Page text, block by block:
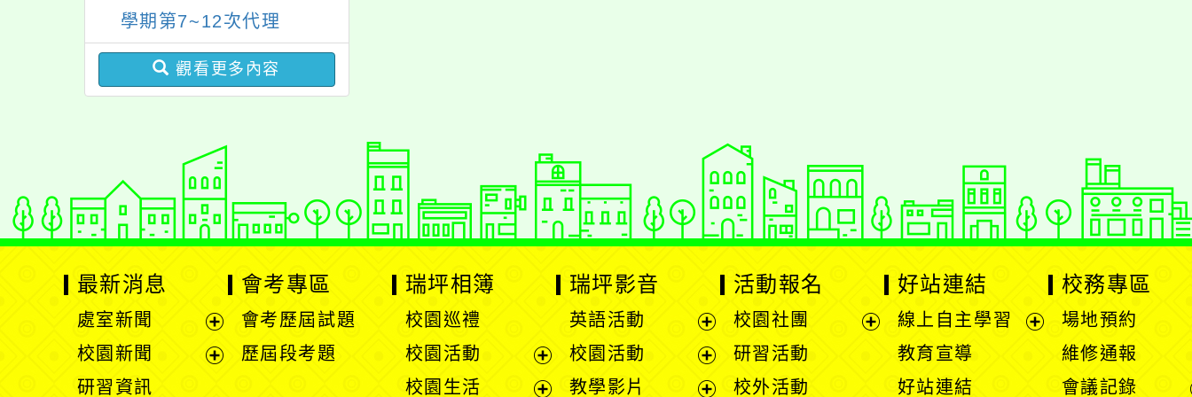
學期第7~12次代理
（課）教師甄選簡章
【一次公告分次招考】
觀看更多內容
最新消息
處室新聞
展
校園新聞
研習資訊
會考專區
會考歷屆試題
歷屆段考題
瑞坪相簿
校園巡禮
校園活動
展
校園生活
瑞坪影音
英語活動
展
校園活動
展
教學影片
活動報名
校園社團
研習活動
校外活動
好站連結
線上自主學習
教育宣導
好站連結
校務專區
場地預約
維修通報
會議記錄